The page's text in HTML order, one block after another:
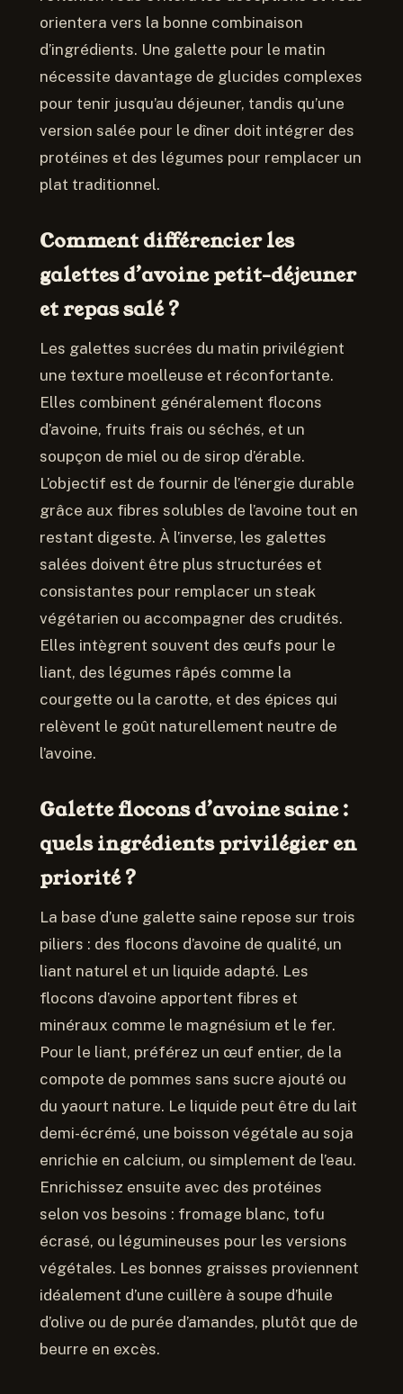
orientera vers la bonne combinaison
d’ingrédients. Une galette pour le matin
nécessite davantage de glucides complexes
pour tenir jusqu’au déjeuner, tandis qu’une
version salée pour le dîner doit intégrer des
protéines et des légumes pour remplacer un
plat traditionnel.
Comment différencier les
galettes d’avoine petit-déjeuner
et repas salé ?
Les galettes sucrées du matin privilégient
une texture moelleuse et réconfortante.
Elles combinent généralement flocons
d’avoine, fruits frais ou séchés, et un
soupçon de miel ou de sirop d’érable.
L’objectif est de fournir de l’énergie durable
grâce aux fibres solubles de l’avoine tout en
restant digeste. À l’inverse, les galettes
salées doivent être plus structurées et
consistantes pour remplacer un steak
végétarien ou accompagner des crudités.
Elles intègrent souvent des œufs pour le
liant, des légumes râpés comme la
courgette ou la carotte, et des épices qui
relèvent le goût naturellement neutre de
l’avoine.
Galette flocons d’avoine saine :
quels ingrédients privilégier en
priorité ?
La base d’une galette saine repose sur trois
piliers : des flocons d’avoine de qualité, un
liant naturel et un liquide adapté. Les
flocons d’avoine apportent fibres et
minéraux comme le magnésium et le fer.
Pour le liant, préférez un œuf entier, de la
compote de pommes sans sucre ajouté ou
du yaourt nature. Le liquide peut être du lait
demi-écrémé, une boisson végétale au soja
enrichie en calcium, ou simplement de l’eau.
Enrichissez ensuite avec des protéines
selon vos besoins : fromage blanc, tofu
écrasé, ou légumineuses pour les versions
végétales. Les bonnes graisses proviennent
idéalement d’une cuillère à soupe d’huile
d’olive ou de purée d’amandes, plutôt que de
beurre en excès.